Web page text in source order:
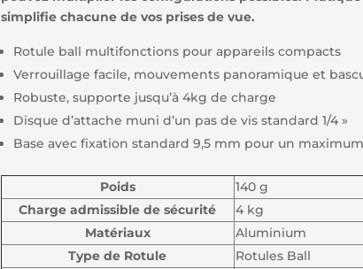
simplifie chacune de vos prises de vue.
Rotule ball multifonctions pour appareils compacts
Verrouillage facile, mouvements panoramique et
Robuste, supporte jusqu’à 4kg de charge
Disque d’attache muni d’un pas de vis standard 1/4 »
Base avec fixation standard 9,5 mm pour un
Poids
140 g
Charge admissible de sécurité
4 kg
Matériaux
Aluminium
Type de Rotule
Rotules Ball